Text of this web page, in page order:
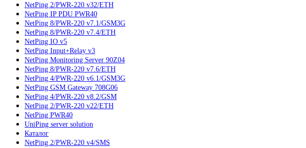
NetPing 2/PWR-220 v32/ETH
NetPing IP PDU PWR40
NetPing 8/PWR-220 v7.1/GSM3G
NetPing 8/PWR-220 v7.4/ETH
NetPing IO v5
NetPing Input+Relay v3
NetPing Monitoring Server 90Z04
NetPing 8/PWR-220 v7.6/ETH
NetPing 4/PWR-220 v6.1/GSM3G
NetPing GSM Gateway 708G06
NetPing 4/PWR-220 v8.2/GSM
NetPing 2/PWR-220 v22/ETH
NetPing PWR40
UniPing server solution
Каталог
NetPing 2/PWR-220 v4/SMS